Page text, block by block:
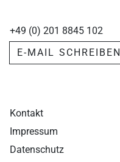
+49 (0) 201 8845 102
E-MAIL SCHREIBEN
Kontakt
Impressum
Datenschutz